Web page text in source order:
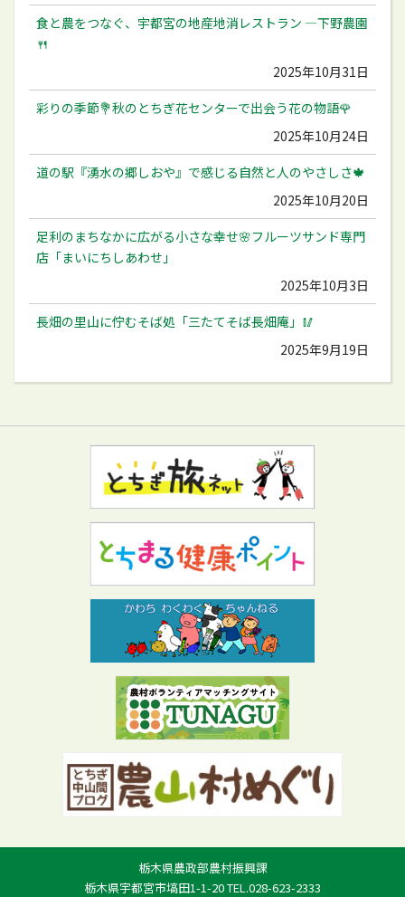
食と農をつなぐ、宇都宮の地産地消レストラン ―下野農園
🍴
2025年10月31日
彩りの季節💐秋のとちぎ花センターで出会う花の物語🌹
2025年10月24日
道の駅『湧水の郷しおや』で感じる自然と人のやさしさ🍁
2025年10月20日
足利のまちなかに広がる小さな幸せ🌸フルーツサンド専門
店「まいにちしあわせ」
2025年10月3日
長畑の里山に佇むそば処「三たてそば長畑庵」🥢
2025年9月19日
栃木県農政部農村振興課
栃木県宇都宮市塙田1-1-20 TEL.028-623-2333